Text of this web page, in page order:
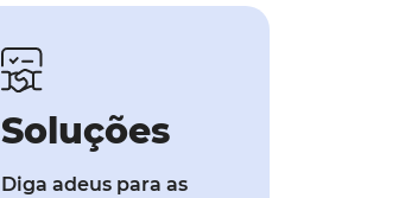
Soluções
Diga adeus para as